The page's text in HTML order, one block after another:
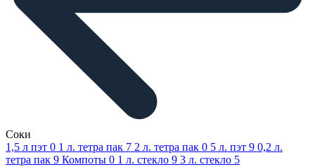
Соки
1,5 л пэт 0 1 л. тетра пак 7 2 л. тетра пак 0 5 л. пэт 9 0,2 л.
тетра пак 9 Компоты 0 1 л. стекло 9 3 л. стекло 5